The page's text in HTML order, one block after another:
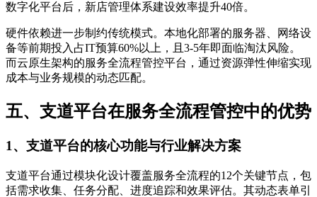
数字化平台后，新店管理体系建设效率提升40倍。
硬件依赖进一步制约传统模式。本地化部署的服务器、网络设
备等前期投入占IT预算60%以上，且3-5年即面临淘汰风险。
而云原生架构的服务全流程管控平台，通过资源弹性伸缩实现
成本与业务规模的动态匹配。
五、支道平台在服务全流程管控中的优势
1、支道平台的核心功能与行业解决方案
支道平台通过模块化设计覆盖服务全流程的12个关键节点，包
括需求收集、任务分配、进度追踪和效果评估。其动态表单引